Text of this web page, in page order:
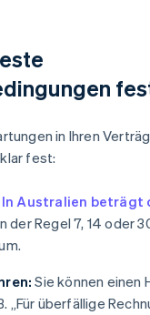
in Ihren
fest:
In Australien beträgt
der Regel 7, 14 oder
Sie können einen
„Für überfällige